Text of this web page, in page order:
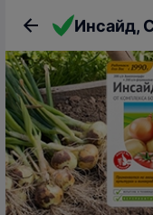
Инсайд,